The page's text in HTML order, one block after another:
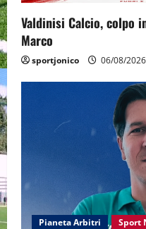
Valdinisi Calcio, colpo
Marco
sportjonico 06/08/2026
Pianeta Arbitri Sport